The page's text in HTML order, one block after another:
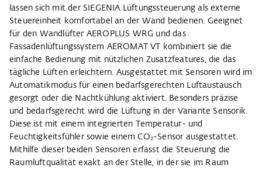
lassen sich mit der SIEGENIA Lüftungssteuerung als externe
Steuereinheit komfortabel an der Wand bedienen. Geeignet
für den Wandlüfter AEROPLUS WRG und das
Fassadenlüftungssystem AEROMAT VT kombiniert sie die
einfache Bedienung mit nützlichen Zusatzfeatures, die das
tägliche Lüften erleichtern. Ausgestattet mit Sensoren wird im
Automatikmodus für einen bedarfsgerechten Luftaustausch
gesorgt oder die Nachtkühlung aktiviert. Besonders präzise
und bedarfsgerecht wird die Lüftung in der Variante Sensorik.
Diese ist mit einem integrierten Temperatur- und
Feuchtigkeitsfühler sowie einem CO₂-Sensor ausgestattet.
Mithilfe dieser beiden Sensoren erfasst die Steuerung die
Raumluftqualität exakt an der Stelle, in der sie im Raum